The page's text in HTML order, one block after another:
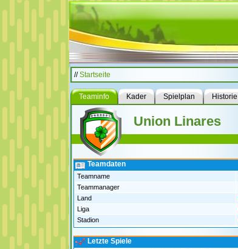
//Startseite
Teaminfo Kader Spielplan Historie
Union Linares
Teamdaten
Teamname
Teammanager
Land
Liga
Stadion
Letzte Spiele